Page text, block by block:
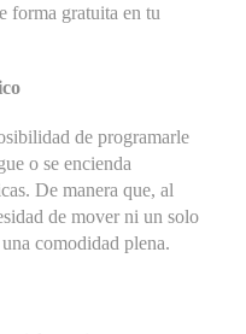
forma gratuita en tu
de programarle
o se encienda
De manera que, al
de mover ni un solo
comodidad plena.